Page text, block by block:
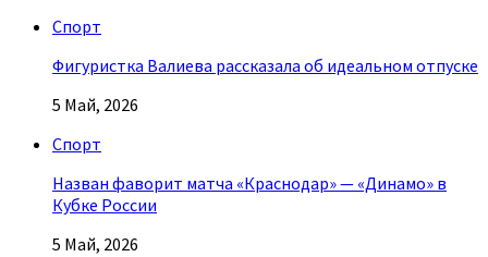
Спорт
Фигуристка Валиева рассказала об идеальном отпуске
5 Май, 2026
Спорт
Назван фаворит матча «Краснодар» — «Динамо» в
Кубке России
5 Май, 2026